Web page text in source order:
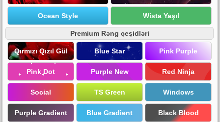
Ocean Style Wista Yaşıl
Premium Rəng çeşidləri
Qırmızı Qızıl Gül Blue Star Pink Purple
Pink Dot Purple New Red Ninja
Social TS Green Windows
Purple Gradient Blue Gradient Black Blood